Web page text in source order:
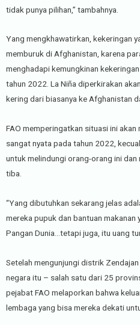
tidak punya pilihan,” tambahnya.
Yang mengkhawatirkan, kekeringan
memburuk di Afghanistan, karena
menghadapi kemungkinan
tahun 2022. La Niña diperkirakan
kering dari biasanya ke Afghanistan
FAO memperingatkan situasi ini
sangat nyata pada tahun 2022,
untuk melindungi orang-orang ini
tiba.
“Yang dibutuhkan sekarang jelas
mereka pupuk dan bantuan
Pangan Dunia…tetapi juga, itu uang
Setelah mengunjungi distrik
negara itu – salah satu dari 25
pejabat FAO melaporkan bahwa
lembaga yang bisa mereka dekati